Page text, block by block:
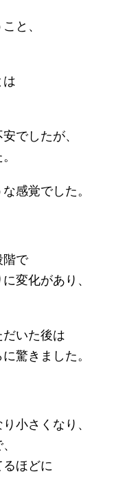
と、
は
でしたが、
感覚でした。
階で
変化があり、
いた後は
驚きました。
小さくなり、
ほどに